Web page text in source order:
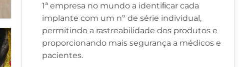
1ª empresa no mundo a identiﬁcar cada
implante com um nº de série individual,
permitindo a rastreabilidade dos produtos e
proporcionando mais segurança a médicos e
pacientes.